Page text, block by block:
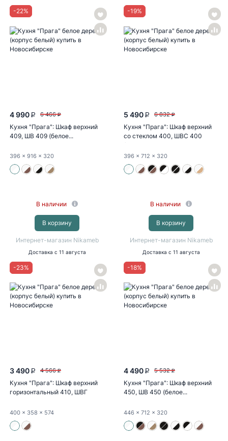
-22%
4 990 P 6 466 P
Кухня "Прага": Шкаф верхний
409, ШВ 409 (белое...
396 x 916 x 320
В наличии
В корзину
Интернет-магазин Nikameb
Доставка с 11 августа
-19%
5 490 P 6 832 P
Кухня "Прага": Шкаф верхний
со стеклом 400, ШВС 400
(белое...
396 x 712 x 320
В наличии
В корзину
Интернет-магазин Nikameb
Доставка с 11 августа
-23%
3 490 P 4 566 P
Кухня "Прага": Шкаф верхний
горизонтальный 410, ШВГ
400 x 358 x 574
-18%
4 490 P 5 532 P
Кухня "Прага": Шкаф верхний
450, ШВ 450 (белое...
446 x 712 x 320